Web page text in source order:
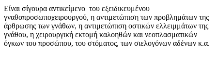
Είναι σίγουρα αντικείμενο του εξειδικευμένου
γναθοπροσωποχειρουργού, η αντιμετώπιση των προβλημάτων της
άρθρωσης των γνάθων, η αντιμετώπιση οστικών ελλειμμάτων της
γνάθου, η χειρουργική εκτομή καλοηθών και νεοπλασματικών
όγκων του προσώπου, του στόματος, των σιελογόνων αδένων κ.α.